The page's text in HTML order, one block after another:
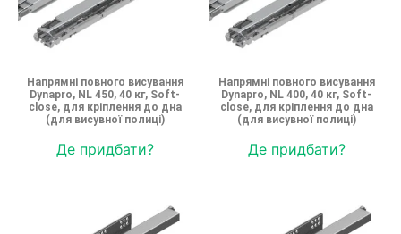
Напрямні повного висування
Dynapro, NL 450, 40 кг, Soft-
close, для кріплення до дна
(для висувної полиці)
Де придбати?
Напрямні повного висування
Dynapro, NL 400, 40 кг, Soft-
close, для кріплення до дна
(для висувної полиці)
Де придбати?